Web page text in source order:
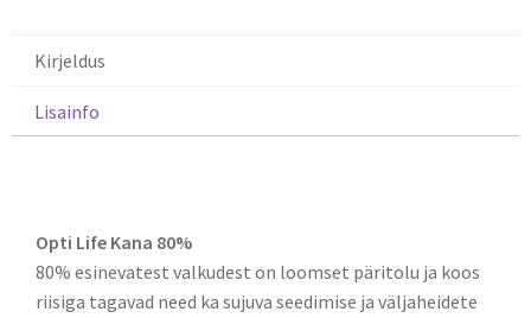
Kirjeldus
Lisainfo
Opti Life Kana 80%
80% esinevatest valkudest on loomset päritolu ja koos
riisiga tagavad need ka sujuva seedimise ja väljaheidete